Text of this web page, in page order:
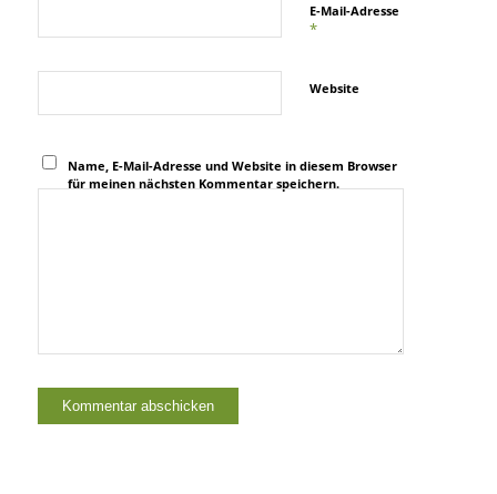
E-Mail-Adresse
*
Website
Name, E-Mail-Adresse und Website in diesem Browser
für meinen nächsten Kommentar speichern.